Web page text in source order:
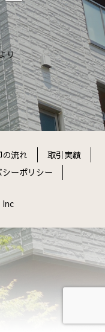
り
流れ
取引実績
ーポリシー